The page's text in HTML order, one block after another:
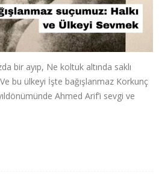
bir ayıp, Ne koltuk altında saklı
bu ülkeyi İşte bağışlanmaz Korkunç
Ahmed Arif’i sevgi ve